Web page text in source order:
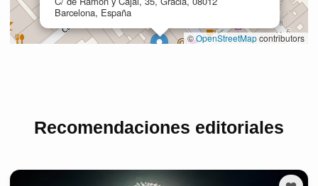
Recomendaciones editoriales